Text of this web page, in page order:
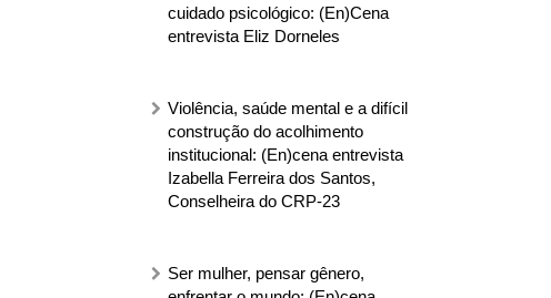
cuidado psicológico: (En)Cena
entrevista Eliz Dorneles
Violência, saúde mental e a difícil
construção do acolhimento
institucional: (En)cena entrevista
Izabella Ferreira dos Santos,
Conselheira do CRP-23
Ser mulher, pensar gênero,